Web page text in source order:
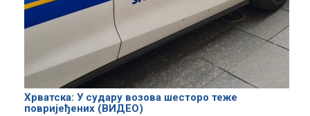
Хрватска: У судару возова шесторо теже
повријеђених (ВИДЕО)